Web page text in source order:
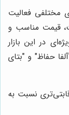
مختلفی فعالیت
قیمت مناسب و
در این بازار
حفاظ" و "بتای
نسبت به